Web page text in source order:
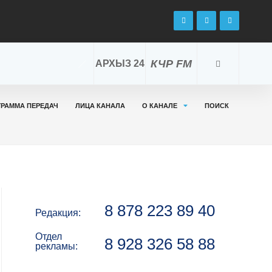
КЧР FM
АРХЫЗ 24
ПЕРЕДАЧ ЛИЦА КАНАЛА О КАНАЛЕ
ПОИСК
Редакция: 8 878 223 89 40
Отдел
рекламы:
8 928 326 58 88